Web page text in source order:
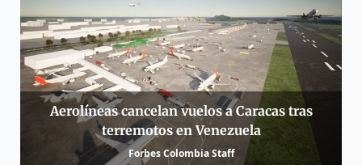
Aerolíneas cancelan vuelos a Caracas tras
terremotos en Venezuela
Forbes Colombia Staff